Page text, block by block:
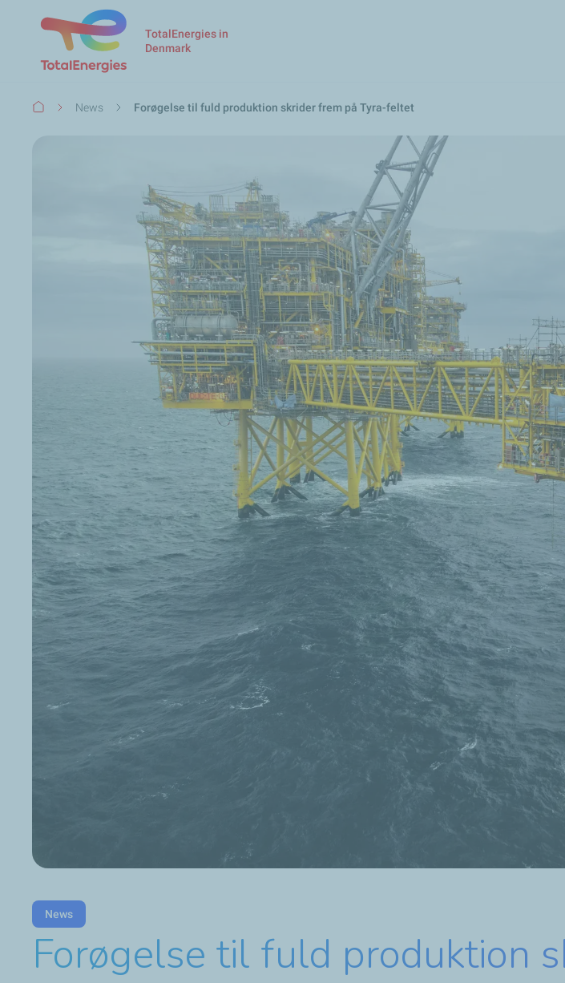
TotalEnergies in
Denmark
Breadcrumb
News Forøgelse til fuld produktion skrider frem på Tyra-feltet
News
Forøgelse til fuld produktion